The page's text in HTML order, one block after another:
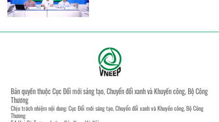
Bản quyền thuộc Cục Đổi mới sáng tạo, Chuyển đổi xanh và Khuyến công, Bộ Công
Thương
Chịu trách nhiệm nội dung: Cục Đổi mới sáng tạo, Chuyển đổi xanh và Khuyến công, Bộ Công
Thương